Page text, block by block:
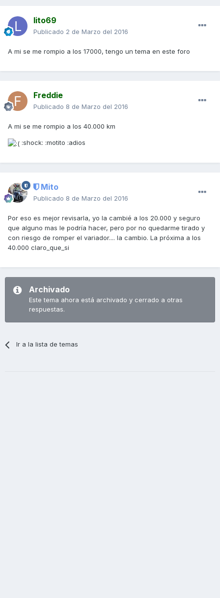
lito69
Publicado 2 de Marzo del 2016
A mi se me rompio a los 17000, tengo un tema en este foro
Freddie
Publicado 8 de Marzo del 2016
A mi se me rompio a los 40.000 km
:shock: :motito :adios
Mito
Publicado 8 de Marzo del 2016
Por eso es mejor revisarla, yo la cambié a los 20.000 y seguro
que alguno mas le podría hacer, pero por no quedarme tirado y
con riesgo de romper el variador.... la cambio. La próxima a los
40.000 claro_que_si
Archivado
Este tema ahora está archivado y cerrado a otras
respuestas.
Ir a la lista de temas